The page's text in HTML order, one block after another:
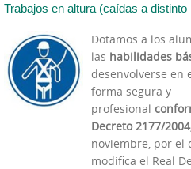
Trabajos en altura (caídas a distinto
Dotamos a los
las habilidades
desenvolverse en
forma segura y
profesional
Decreto 2177/
noviembre, por el
modifica el Real